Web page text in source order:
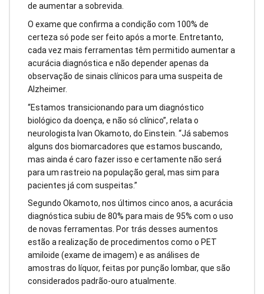
de aumentar a sobrevida.
O exame que confirma a condição com 100% de
certeza só pode ser feito após a morte. Entretanto,
cada vez mais ferramentas têm permitido aumentar a
acurácia diagnóstica e não depender apenas da
observação de sinais clínicos para uma suspeita de
Alzheimer.
“Estamos transicionando para um diagnóstico
biológico da doença, e não só clínico”, relata o
neurologista Ivan Okamoto, do Einstein. “Já sabemos
alguns dos biomarcadores que estamos buscando,
mas ainda é caro fazer isso e certamente não será
para um rastreio na população geral, mas sim para
pacientes já com suspeitas.”
Segundo Okamoto, nos últimos cinco anos, a acurácia
diagnóstica subiu de 80% para mais de 95% com o uso
de novas ferramentas. Por trás desses aumentos
estão a realização de procedimentos como o PET
amiloide (exame de imagem) e as análises de
amostras do líquor, feitas por punção lombar, que são
considerados padrão-ouro atualmente.